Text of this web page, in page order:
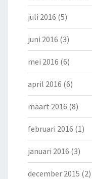
juli 2016 (5)
juni 2016 (3)
mei 2016 (6)
april 2016 (6)
maart 2016 (8)
februari 2016 (1)
januari 2016 (3)
december 2015 (2)